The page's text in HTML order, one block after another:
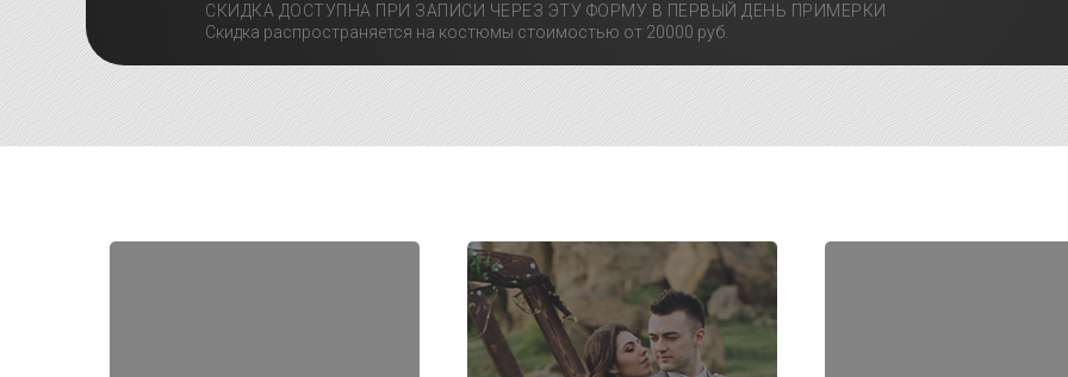
СКИДКА ДОСТУПНА ПРИ ЗАПИСИ ЧЕРЕЗ ЭТУ ФОРМУ В ПЕРВЫЙ ДЕНЬ ПРИМЕРКИ
Скидка распространяется на костюмы стоимостью от 20000 руб.